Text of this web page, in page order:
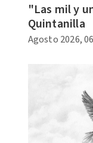
"Las mil y
Quintanilla
Agosto 2026, 06